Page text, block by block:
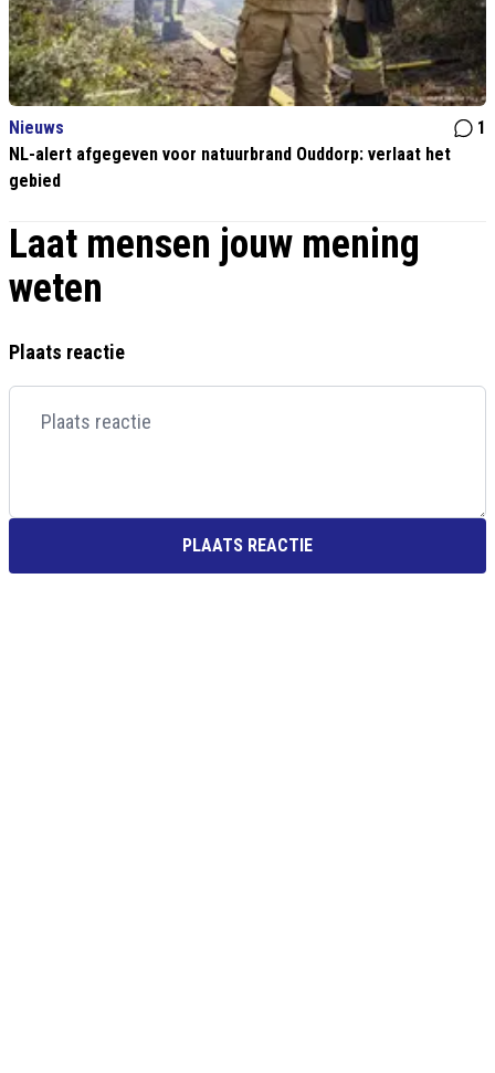
Nieuws
1
NL-alert afgegeven voor natuurbrand Ouddorp: verlaat het
gebied
Laat mensen jouw mening
weten
Plaats reactie
PLAATS REACTIE